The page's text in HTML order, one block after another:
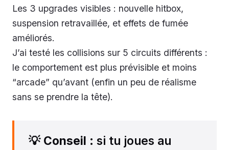
Les 3 upgrades visibles : nouvelle hitbox,
suspension retravaillée, et effets de fumée
améliorés.
J’ai testé les collisions sur 5 circuits différents :
le comportement est plus prévisible et moins
“arcade” qu’avant (enfin un peu de réalisme
sans se prendre la tête).
💡 Conseil : si tu joues au